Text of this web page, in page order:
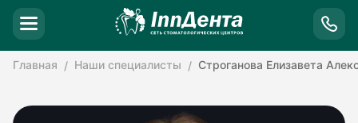
Главная Наши специалисты Строганова Елизавета